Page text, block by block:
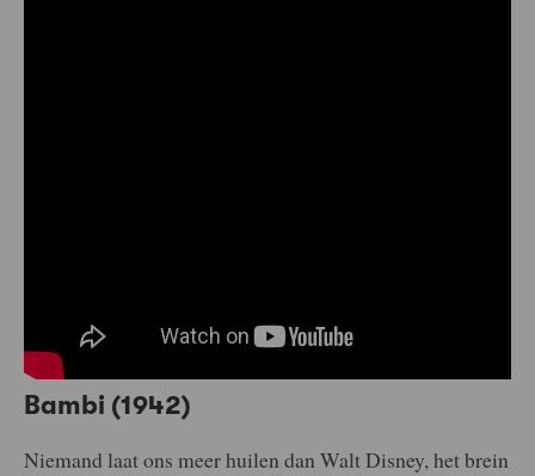
Bambi (1942)
Niemand laat ons meer huilen dan Walt Disney, het brein